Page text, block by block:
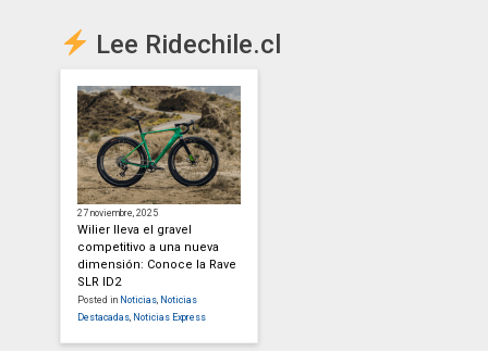
Lee Ridechile.cl
27 noviembre, 2025
Wilier lleva el gravel
competitivo a una nueva
dimensión: Conoce la Rave
SLR ID2
Posted in Noticias, Noticias
Destacadas, Noticias Express